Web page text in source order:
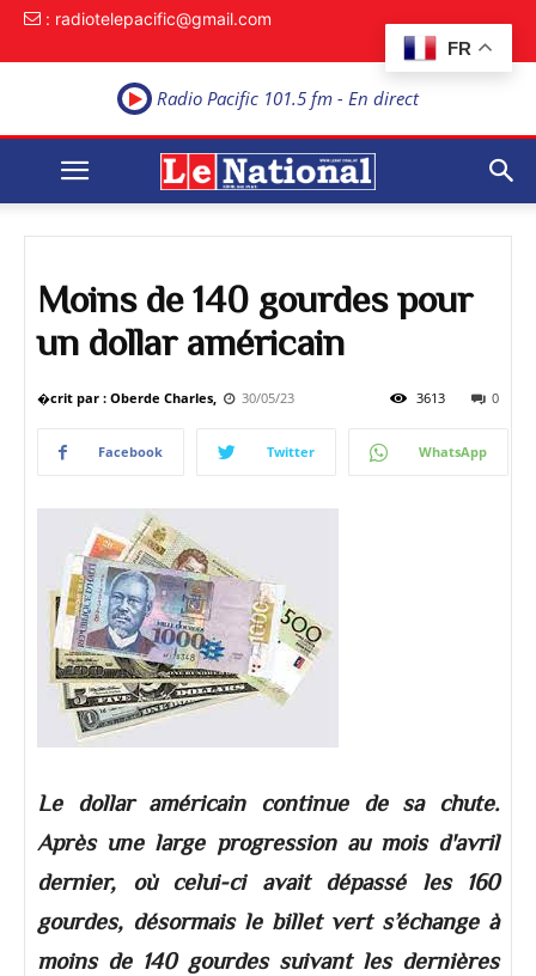
FR
: radiotelepacific@gmail.com
Radio Pacific 101.5 fm - En direct
Moins de 140 gourdes pour
un dollar américain
�crit par : Oberde Charles, 30/05/23 0
3613
Facebook Twitter WhatsApp
Le dollar américain continue de sa chute.
Après une large progression au mois d'avril
dernier, où celui-ci avait dépassé les 160
gourdes, désormais le billet vert s’échange à
moins de 140 gourdes suivant les dernières